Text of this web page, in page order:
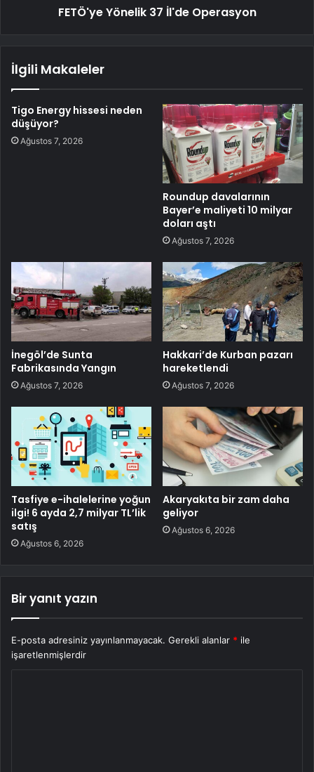
FETÖ'ye Yönelik 37 İl'de Operasyon
İlgili Makaleler
Tigo Energy hissesi neden
düşüyor?
Ağustos 7, 2026
Roundup davalarının
Bayer’e maliyeti 10 milyar
doları aştı
Ağustos 7, 2026
İnegöl’de Sunta
Fabrikasında Yangın
Ağustos 7, 2026
Hakkari’de Kurban pazarı
hareketlendi
Ağustos 7, 2026
Tasfiye e-ihalelerine yoğun
ilgi! 6 ayda 2,7 milyar TL’lik
satış
Ağustos 6, 2026
Akaryakıta bir zam daha
geliyor
Ağustos 6, 2026
Bir yanıt yazın
E-posta adresiniz yayınlanmayacak. Gerekli alanlar * ile
işaretlenmişlerdir